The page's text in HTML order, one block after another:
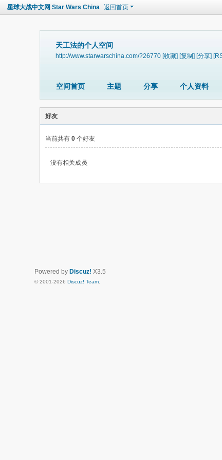
星球大战中文网 Star Wars China 返回首页
天工法的个人空间
http://www.starwarschina.com/?26770 [收藏] [复制] [分享]
空间首页 主题 分享 个人资料
好友
当前共有 0 个好友
没有相关成员
Powered by Discuz! X3.5
© 2001-2026 Discuz! Team